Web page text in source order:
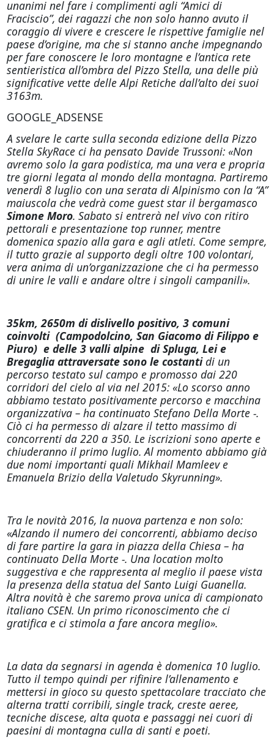
unanimi nel fare i complimenti agli “Amici di
Fraciscio”, dei ragazzi che non solo hanno avuto il
coraggio di vivere e crescere le rispettive famiglie nel
paese d’origine, ma che si stanno anche impegnando
per fare conoscere le loro montagne e l’antica rete
sentieristica all’ombra del Pizzo Stella, una delle più
significative vette delle Alpi Retiche dall’alto dei suoi
3163m.
GOOGLE_ADSENSE
A svelare le carte sulla seconda edizione della Pizzo
Stella SkyRace ci ha pensato Davide Trussoni: «Non
avremo solo la gara podistica, ma una vera e propria
tre giorni legata al mondo della montagna. Partiremo
venerdì 8 luglio con una serata di Alpinismo con la “A”
maiuscola che vedrà come guest star il bergamasco
Simone Moro. Sabato si entrerà nel vivo con ritiro
pettorali e presentazione top runner, mentre
domenica spazio alla gara e agli atleti. Come sempre,
il tutto grazie al supporto degli oltre 100 volontari,
vera anima di un’organizzazione che ci ha permesso
di unire le valli e andare oltre i singoli campanili».
35km, 2650m di dislivello positivo, 3 comuni
coinvolti (Campodolcino, San Giacomo di Filippo e
Piuro) e delle 3 valli alpine di Spluga, Lei e
Bregaglia attraversate sono le costantidi un
percorso testato sul campo e promosso dai 220
corridori del cielo al via nel 2015: «Lo scorso anno
abbiamo testato positivamente percorso e macchina
organizzativa – ha continuato Stefano Della Morte -.
Ciò ci ha permesso di alzare il tetto massimo di
concorrenti da 220 a 350. Le iscrizioni sono aperte e
chiuderanno il primo luglio. Al momento abbiamo già
due nomi importanti quali Mikhail Mamleev e
Emanuela Brizio della Valetudo Skyrunning».
Tra le novità 2016, la nuova partenza e non solo:
«Alzando il numero dei concorrenti, abbiamo deciso
di fare partire la gara in piazza della Chiesa – ha
continuato Della Morte -. Una location molto
suggestiva e che rappresenta al meglio il paese vista
la presenza della statua del Santo Luigi Guanella.
Altra novità è che saremo prova unica di campionato
italiano CSEN. Un primo riconoscimento che ci
gratifica e ci stimola a fare ancora meglio».
La data da segnarsi in agenda è domenica 10 luglio.
Tutto il tempo quindi per rifinire l’allenamento e
mettersi in gioco su questo spettacolare tracciato che
alterna tratti corribili, single track, creste aeree,
tecniche discese, alta quota e passaggi nei cuori di
paesini di montagna culla di santi e poeti.